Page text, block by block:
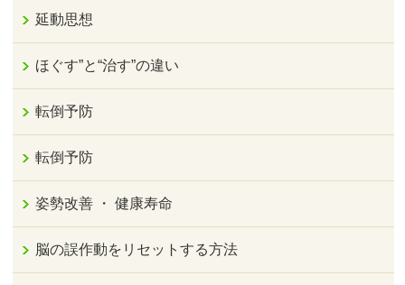
延動思想
ほぐす”と“治す”の違い
転倒予防
転倒予防
姿勢改善 ・ 健康寿命
脳の誤作動をリセットする方法